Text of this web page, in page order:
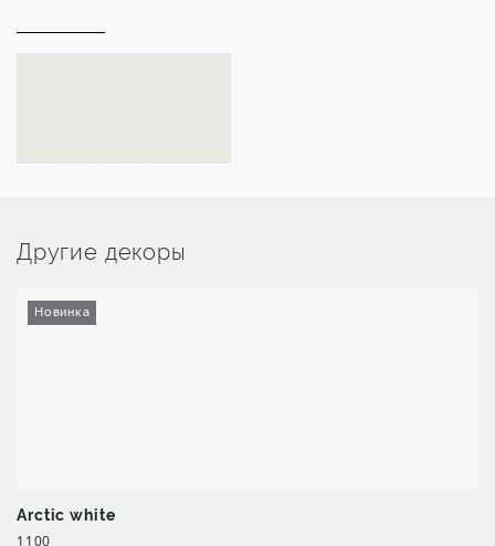
Другие декоры
Новинка
Arctic white
1100